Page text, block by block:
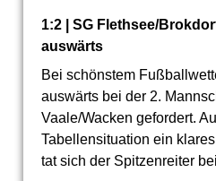
1:2 | SG Flethsee/
auswärts
Bei schönstem
auswärts bei der 2.
Vaale/Wacken gefordert.
Tabellensituation ein
tat sich der Spitzenreiter